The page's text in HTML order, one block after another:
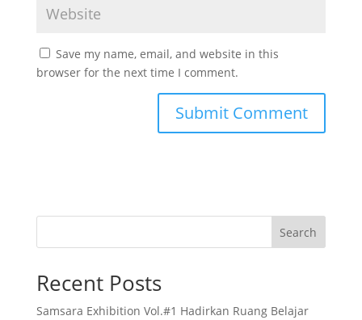
Save my name, email, and website in this
browser for the next time I comment.
Search
Recent Posts
Samsara Exhibition Vol.#1 Hadirkan Ruang Belajar